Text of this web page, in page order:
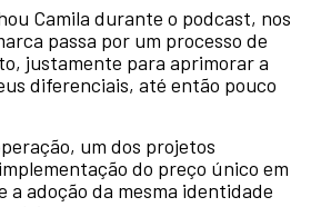
Camila durante o podcast, nos
passa por um processo de
justamente para aprimorar a
diferenciais, até então pouco
um dos projetos
do preço único em
a adoção da mesma identidade